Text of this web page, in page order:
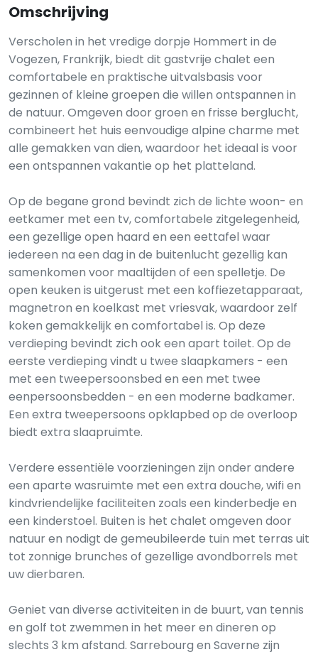
Omschrijving
Verscholen in het vredige dorpje Hommert in de
Vogezen, Frankrijk, biedt dit gastvrije chalet een
comfortabele en praktische uitvalsbasis voor
gezinnen of kleine groepen die willen ontspannen in
de natuur. Omgeven door groen en frisse berglucht,
combineert het huis eenvoudige alpine charme met
alle gemakken van dien, waardoor het ideaal is voor
een ontspannen vakantie op het platteland.
Op de begane grond bevindt zich de lichte woon- en
eetkamer met een tv, comfortabele zitgelegenheid,
een gezellige open haard en een eettafel waar
iedereen na een dag in de buitenlucht gezellig kan
samenkomen voor maaltijden of een spelletje. De
open keuken is uitgerust met een koffiezetapparaat,
magnetron en koelkast met vriesvak, waardoor zelf
koken gemakkelijk en comfortabel is. Op deze
verdieping bevindt zich ook een apart toilet. Op de
eerste verdieping vindt u twee slaapkamers - een
met een tweepersoonsbed en een met twee
eenpersoonsbedden - en een moderne badkamer.
Een extra tweepersoons opklapbed op de overloop
biedt extra slaapruimte.
Verdere essentiële voorzieningen zijn onder andere
een aparte wasruimte met een extra douche, wifi en
kindvriendelijke faciliteiten zoals een kinderbedje en
een kinderstoel. Buiten is het chalet omgeven door
natuur en nodigt de gemeubileerde tuin met terras uit
tot zonnige brunches of gezellige avondborrels met
uw dierbaren.
Geniet van diverse activiteiten in de buurt, van tennis
en golf tot zwemmen in het meer en dineren op
slechts 3 km afstand. Sarrebourg en Saverne zijn